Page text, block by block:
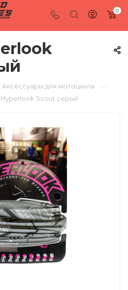
0
Аксессуары для мотоцикла —
Scout серый